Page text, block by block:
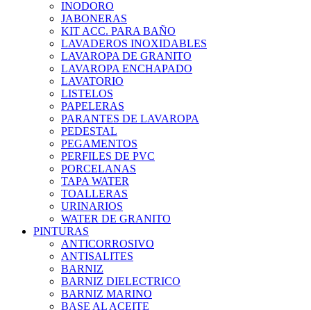
INODORO
JABONERAS
KIT ACC. PARA BAÑO
LAVADEROS INOXIDABLES
LAVAROPA DE GRANITO
LAVAROPA ENCHAPADO
LAVATORIO
LISTELOS
PAPELERAS
PARANTES DE LAVAROPA
PEDESTAL
PEGAMENTOS
PERFILES DE PVC
PORCELANAS
TAPA WATER
TOALLERAS
URINARIOS
WATER DE GRANITO
PINTURAS
ANTICORROSIVO
ANTISALITES
BARNIZ
BARNIZ DIELECTRICO
BARNIZ MARINO
BASE AL ACEITE